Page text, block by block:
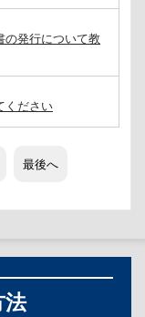
の発行について教
ください
最後へ